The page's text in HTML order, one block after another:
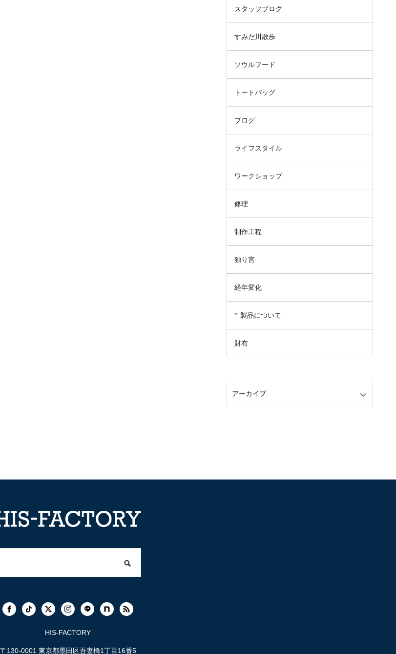
スタッフブログ
すみだ川散歩
ソウルフード
トートバッグ
ブログ
ライフスタイル
ワークショップ
修理
制作工程
独り言
経年変化
製品について
財布
HIS-FACTORY
〒130-0001 東京都墨田区吾妻橋1丁目16番5